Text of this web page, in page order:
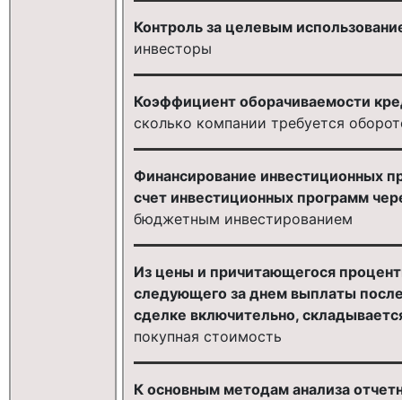
Контроль за целевым
инвесторы
Коэффициент оборачиваемости
сколько компании требуется
Финансирование инвестиционных
счет инвестиционных программ
бюджетным инвестированием
Из цены и причитающегося
следующего за днем выплаты
сделке включительно,
покупная стоимость
К основным методам анализа